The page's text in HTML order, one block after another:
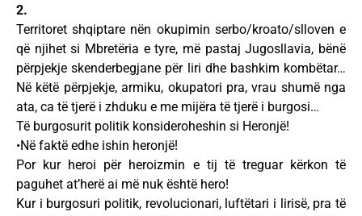
2.
Territoret shqiptare nën okupimin serbo/kroato/slloven e
që njihet si Mbretëria e tyre, më pastaj Jugosllavia, bënë
përpjekje skenderbegjane për liri dhe bashkim kombëtar…
Në këtë përpjekje, armiku, okupatori pra, vrau shumë nga
ata, ca të tjerë i zhduku e me mijëra të tjerë i burgosi…
Të burgosurit politik konsideroheshin si Heronjë!
•Në faktë edhe ishin heronjë!
Por kur heroi për heroizmin e tij të treguar kërkon të
paguhet at’herë ai më nuk është hero!
Kur i burgosuri politik, revolucionari, luftëtari i lirisë, pra të